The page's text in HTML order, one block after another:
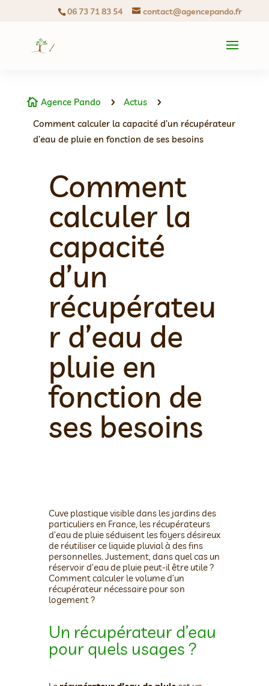
06 73 71 83 54 contact@agencepando.fr
 Agence Pando 5 Actus 5
Comment calculer la capacité d’un récupérateur
d’eau de pluie en fonction de ses besoins
Comment
calculer la
capacité
d’un
récupérateu
r d’eau de
pluie en
fonction de
ses besoins
Cuve plastique visible dans les jardins des
particuliers en France, les récupérateurs
d’eau de pluie séduisent les foyers désireux
de réutiliser ce liquide pluvial à des fins
personnelles. Justement, dans quel cas un
réservoir d’eau de pluie peut-il être utile ?
Comment calculer le volume d’un
récupérateur nécessaire pour son
logement ?
Un récupérateur d’eau
pour quels usages ?